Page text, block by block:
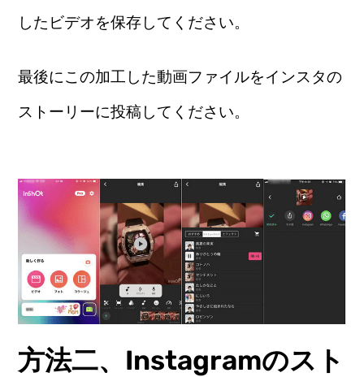
したビデオを保存してください。
最後にこの加工した動画ファイルをインスタの
ストーリーに投稿してください。
方法二、Instagramのスト